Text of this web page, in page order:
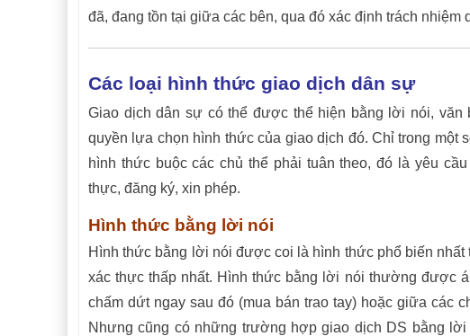
đã, đang tồn tại giữa các bên, qua đó xác định trách nhiệm
Các loại hình thức giao dịch dân sự
Giao dịch dân sự có thể được thể hiện bằng lời nói,
quyền lựa chọn hình thức của giao dịch đó. Chỉ trong
hình thức buộc các chủ thể phải tuân theo, đó là yêu
thực, đăng ký, xin phép.
Hình thức bằng lời nói
Hình thức bằng lời nói được coi là hình thức phổ biến
xác thực thấp nhất. Hình thức bằng lời nói thường được
chấm dứt ngay sau đó (mua bán trao tay) hoặc giữa các
Nhưng cũng có những trường hợp giao dịch DS bằng